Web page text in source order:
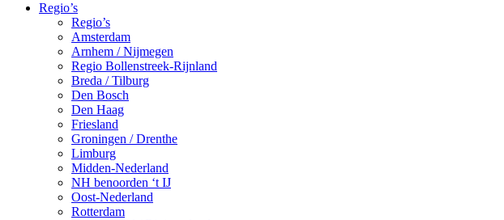
Regio’s
Regio’s
Amsterdam
Arnhem / Nijmegen
Regio Bollenstreek-Rijnland
Breda / Tilburg
Den Bosch
Den Haag
Friesland
Groningen / Drenthe
Limburg
Midden-Nederland
NH benoorden ‘t IJ
Oost-Nederland
Rotterdam